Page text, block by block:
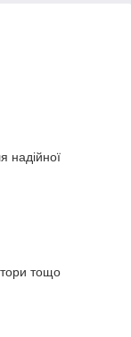
надійної
тощо